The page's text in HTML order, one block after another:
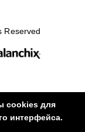
Reserved
cookies для
интерфейса.